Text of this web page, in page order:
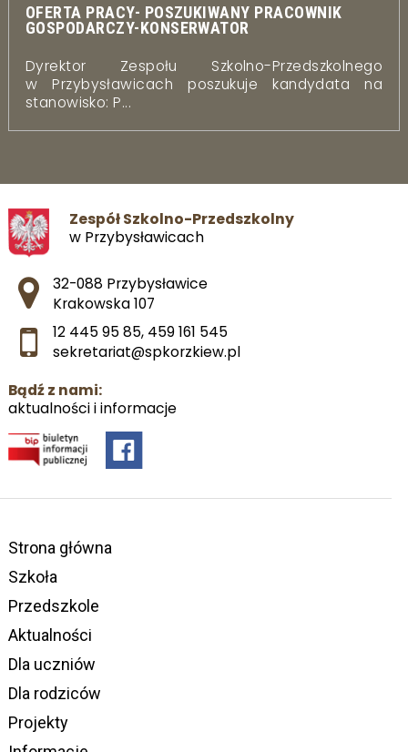
OFERTA PRACY- POSZUKIWANY PRACOWNIK
GOSPODARCZY-KONSERWATOR
Dyrektor Zespołu Szkolno-Przedszkolnego
w Przybysławicach poszukuje kandydata na
stanowisko: P...
Zespół Szkolno-Przedszkolny
w Przybysławicach
Adres pocztowy:
32-088 Przybysławice
Krakowska 107
12 445 95 85, 459 161 545
sekretariat@spkorzkiew.pl
Bądź z nami:
aktualności i informacje
Strona główna
Szkoła
Przedszkole
Aktualności
Dla uczniów
Dla rodziców
Projekty